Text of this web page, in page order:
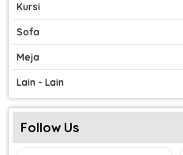
Kursi
Sofa
Meja
Lain - Lain
Follow Us